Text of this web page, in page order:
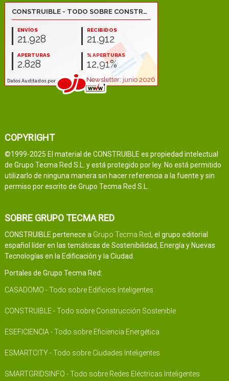
COPYRIGHT
©1999-2025 El material de CONSTRUIBLE es propiedad intelectual
de Grupo Tecma Red S.L. y está protegido por ley. No está permitido
utilizarlo de ninguna manera sin hacer referencia a la fuente y sin
permiso por escrito de Grupo Tecma Red S.L.
SOBRE GRUPO TECMA RED
CONSTRUIBLE pertenece a Grupo Tecma Red, el grupo editorial
español líder en las temáticas de Sostenibilidad, Energía y Nuevas
Tecnologías en la Edificación y la Ciudad.
Portales de Grupo Tecma Red:
CASADOMO - Todo sobre Edificios Inteligentes
CONSTRUIBLE - Todo sobre Construcción Sostenible
ESEFICIENCIA - Todo sobre Eficiencia Energética
ESMARTCITY - Todo sobre Ciudades Inteligentes
SMARTGRIDSINFO - Todo sobre Redes Eléctricas Inteligentes